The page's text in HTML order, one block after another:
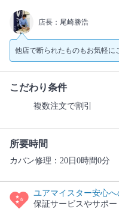
店長：尾崎勝浩
他店で断られたものもお気軽に
こだわり条件
複数注文で割引
所要時間
カバン修理：20日0時間0分
ユアマイスター安心
保証サービスやサポ